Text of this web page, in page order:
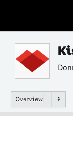
Overview